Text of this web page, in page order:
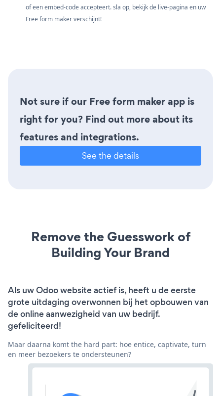
of een embed-code accepteert. sla op, bekijk de live-pagina en uw
Free form maker verschijnt!
Not sure if our Free form maker app is
right for you? Find out more about its
features and integrations.
See the details
Remove the Guesswork of
Building Your Brand
Als uw Odoo website actief is, heeft u de eerste
grote uitdaging overwonnen bij het opbouwen van
de online aanwezigheid van uw bedrijf.
gefeliciteerd!
Maar daarna komt the hard part: hoe entice, captivate, turn
en meer bezoekers te ondersteunen?